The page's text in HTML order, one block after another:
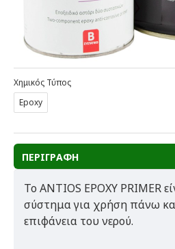
Χημικός Τύπος
Epoxy
ΠΕΡΙΓΡΑΦΗ
To ANTIOS EPOXY PRIMER
σύστημα για χρήση πάνω
επιφάνεια του νερού.